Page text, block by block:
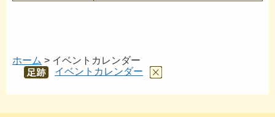
ホーム > イベントカレンダー
あし
イベントカレンダー